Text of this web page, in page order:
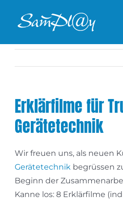
Inhalt
Erklärfilme für
Gerätetechnik
Wir freuen uns, als neuen
Gerätetechnik begrüssen
Beginn der
Kanne los: 8 Erklärfilme